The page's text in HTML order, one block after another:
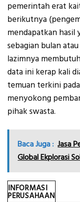
pemerintah erat
berikutnya
mendapatkan hasil
sebagian bulan
lazimnya
data ini kerap kali
temuan terkini
menyokong
pihak swasta.
Baca Juga : Jasa
Global Ekplorasi
INFORMASI
PERUSAHAAN